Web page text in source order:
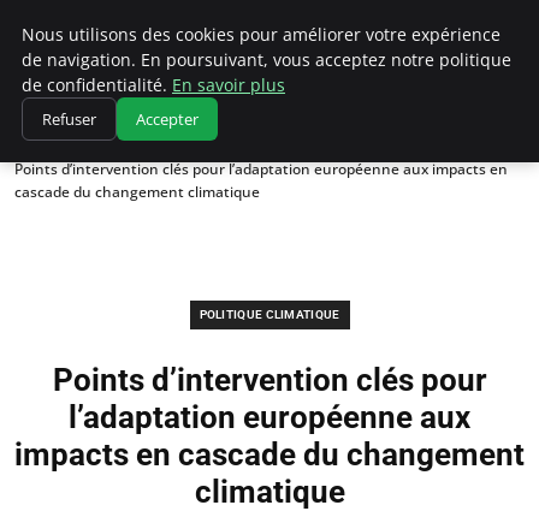
Climatedebtagents
Accueil
Politique climatique
Points d’intervention clés pour l’adaptation européenne aux impacts en
cascade du changement climatique
POLITIQUE CLIMATIQUE
Points d’intervention clés pour
l’adaptation européenne aux
impacts en cascade du changement
climatique
Nous utilisons des cookies pour améliorer votre expérience
de navigation. En poursuivant, vous acceptez notre politique
de confidentialité. En savoir plus
Refuser Accepter